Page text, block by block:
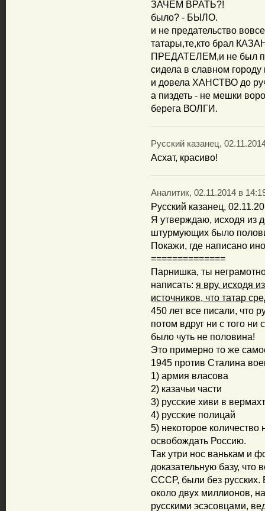
ЗАЧЕМ ВРАТЬ?!
было? - БЫЛО.
и не предательство
татары,те,кто брал
ПРЕДАТЕЛЕМ,и не был
сидела в славном городу
и довела ХАНСТВО до
а пиздеть - не мешки
берега ВОЛГИ.
Русский казанец,
Асхат, красиво!
Аналитик, 02.11.2014 в
Русский казанец,
Я утверждаю, исходя из
штурмующих было
Покажи, где написано
==============
Парнишка, ты
написать: я вру, исходя
источников, что татар
450 лет все писали, что
потом вдруг ни с того ни
было чуть не половина!
Это примерно то же
1945 против Сталина
1) армия власова
2) казачьи части
3) русские хиви в
4) русские полицай
5) некоторое
освобождать Россию.
Так утри нос ванькам и
доказательную базу,
СССР, были без
около двух миллионов,
русскими эсэсовцами,